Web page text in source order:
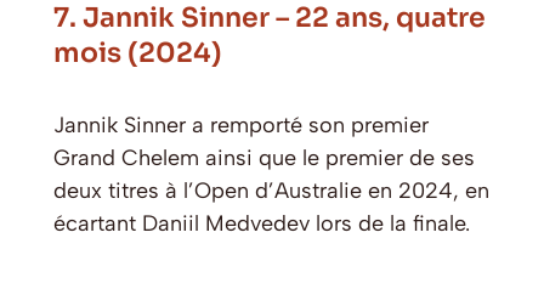
7. Jannik Sinner – 22 ans, quatre
mois (2024)
Jannik Sinner a remporté son premier
Grand Chelem ainsi que le premier de ses
deux titres à l’Open d’Australie en 2024, en
écartant Daniil Medvedev lors de la finale.